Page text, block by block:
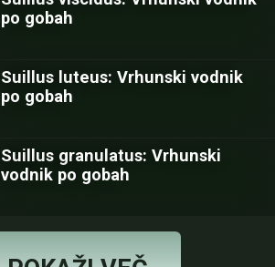
po gobah
Suillus luteus: Vrhunski vodnik
po gobah
Suillus granulatus: Vrhunski
vodnik po gobah